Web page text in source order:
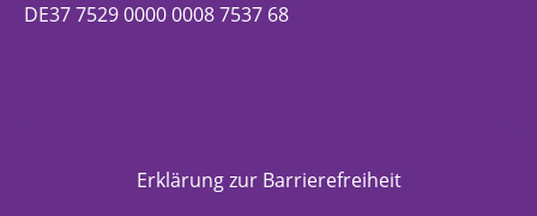
DE37 7529 0000 0008 7537 68
Erklärung zur Barrierefreiheit